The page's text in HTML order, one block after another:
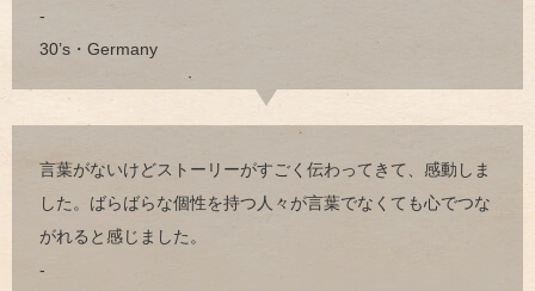
-
30’s・Germany
言葉がないけどストーリーがすごく伝わってきて、感動しま
した。ばらばらな個性を持つ人々が言葉でなくても心でつな
がれると感じました。
-